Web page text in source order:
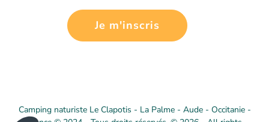
Je m'inscris
Camping naturiste Le Clapotis - La Palme - Aude - Occitanie -